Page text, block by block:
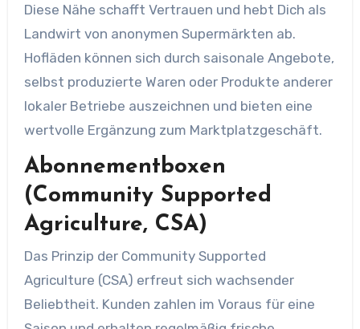
Diese Nähe schafft Vertrauen und hebt Dich als
Landwirt von anonymen Supermärkten ab.
Hofläden können sich durch saisonale Angebote,
selbst produzierte Waren oder Produkte anderer
lokaler Betriebe auszeichnen und bieten eine
wertvolle Ergänzung zum Marktplatzgeschäft.
Abonnementboxen
(Community Supported
Agriculture, CSA)
Das Prinzip der Community Supported
Agriculture (CSA) erfreut sich wachsender
Beliebtheit. Kunden zahlen im Voraus für eine